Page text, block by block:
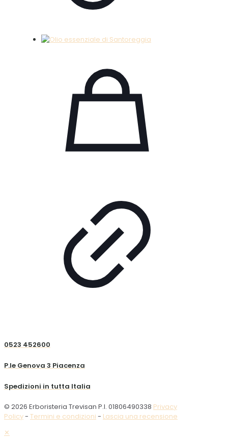
0523 452600
P.le Genova 3 Piacenza
Spedizioni in tutta Italia
© 2026 Erboristeria Trevisan P.I. 01806490338 Privacy
Policy- Termini e condizioni - Lascia una recensione
✕